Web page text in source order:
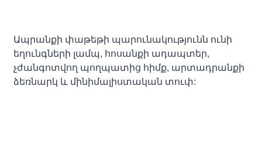
Ապրանքի փաթեթի պարունակությունն ունի
եղունգների լամպ, հոսանքի ադապտեր,
չժանգոտվող պողպատից հիմք, արտադրանքի
ձեռնարկ և մինիմալիստական ​​տուփ: